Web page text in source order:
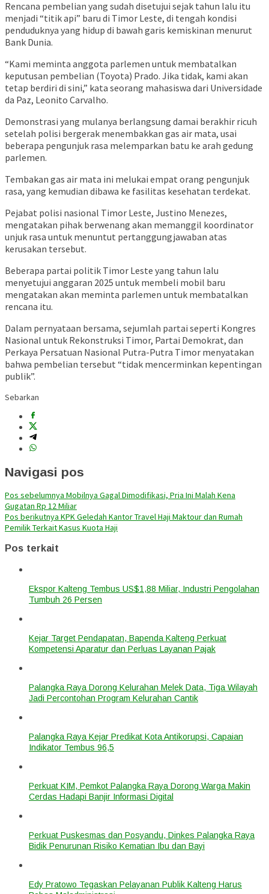
Rencana pembelian yang sudah disetujui sejak tahun lalu itu
menjadi “titik api” baru di Timor Leste, di tengah kondisi
penduduknya yang hidup di bawah garis kemiskinan menurut
Bank Dunia.
“Kami meminta anggota parlemen untuk membatalkan
keputusan pembelian (Toyota) Prado. Jika tidak, kami akan
tetap berdiri di sini,” kata seorang mahasiswa dari Universidade
da Paz, Leonito Carvalho.
Demonstrasi yang mulanya berlangsung damai berakhir ricuh
setelah polisi bergerak menembakkan gas air mata, usai
beberapa pengunjuk rasa melemparkan batu ke arah gedung
parlemen.
Tembakan gas air mata ini melukai empat orang pengunjuk
rasa, yang kemudian dibawa ke fasilitas kesehatan terdekat.
Pejabat polisi nasional Timor Leste, Justino Menezes,
mengatakan pihak berwenang akan memanggil koordinator
unjuk rasa untuk menuntut pertanggungjawaban atas
kerusakan tersebut.
Beberapa partai politik Timor Leste yang tahun lalu
menyetujui anggaran 2025 untuk membeli mobil baru
mengatakan akan meminta parlemen untuk membatalkan
rencana itu.
Dalam pernyataan bersama, sejumlah partai seperti Kongres
Nasional untuk Rekonstruksi Timor, Partai Demokrat, dan
Perkaya Persatuan Nasional Putra-Putra Timor menyatakan
bahwa pembelian tersebut “tidak mencerminkan kepentingan
publik”.
Sebarkan
Navigasi pos
Pos sebelumnya Mobilnya Gagal Dimodifikasi, Pria Ini Malah Kena
Gugatan Rp 12 Miliar
Pos berikutnya KPK Geledah Kantor Travel Haji Maktour dan Rumah
Pemilik Terkait Kasus Kuota Haji
Pos terkait
Ekspor Kalteng Tembus US$1,88 Miliar, Industri Pengolahan
Tumbuh 26 Persen
Kejar Target Pendapatan, Bapenda Kalteng Perkuat
Kompetensi Aparatur dan Perluas Layanan Pajak
Palangka Raya Dorong Kelurahan Melek Data, Tiga Wilayah
Jadi Percontohan Program Kelurahan Cantik
Palangka Raya Kejar Predikat Kota Antikorupsi, Capaian
Indikator Tembus 96,5
Perkuat KIM, Pemkot Palangka Raya Dorong Warga Makin
Cerdas Hadapi Banjir Informasi Digital
Perkuat Puskesmas dan Posyandu, Dinkes Palangka Raya
Bidik Penurunan Risiko Kematian Ibu dan Bayi
Edy Pratowo Tegaskan Pelayanan Publik Kalteng Harus